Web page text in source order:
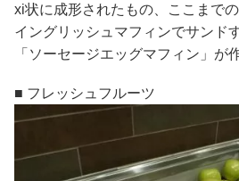
xi状に成形されたもの、ここまで
イングリッシュマフィンでサンド
「ソーセージエッグマフィン」が
■ フレッシュフルーツ